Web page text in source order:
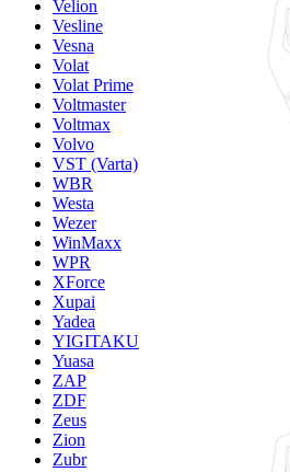
Velion
Vesline
Vesna
Volat
Volat Prime
Voltmaster
Voltmax
Volvo
VST (Varta)
WBR
Westa
Wezer
WinMaxx
WPR
XForce
Xupai
Yadea
YIGITAKU
Yuasa
ZAP
ZDF
Zeus
Zion
Zubr